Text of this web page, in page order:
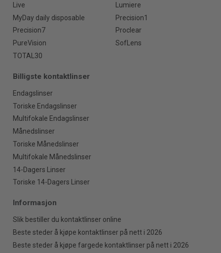
Live
Lumiere
MyDay daily disposable
Precision1
Precision7
Proclear
PureVision
SofLens
TOTAL30
Billigste kontaktlinser
Endagslinser
Toriske Endagslinser
Multifokale Endagslinser
Månedslinser
Toriske Månedslinser
Multifokale Månedslinser
14-Dagers Linser
Toriske 14-Dagers Linser
Informasjon
Slik bestiller du kontaktlinser online
Beste steder å kjøpe kontaktlinser på nett i 2026
Beste steder å kjøpe fargede kontaktlinser på nett i 2026